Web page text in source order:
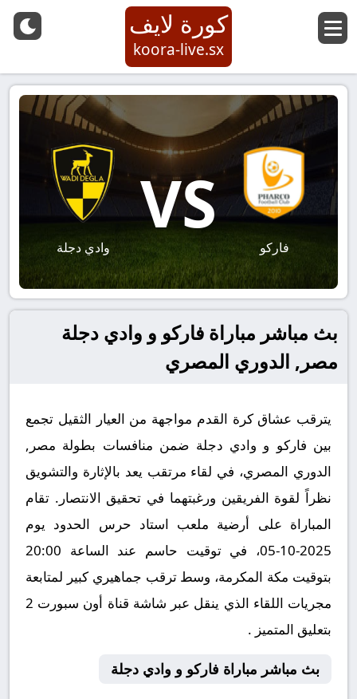
كورة لايف
koora-live.sx
فاركو
VS
وادي دجلة
بث مباشر مباراة فاركو و وادي دجلة
مصر, الدوري المصري
يترقب عشاق كرة القدم مواجهة من العيار الثقيل تجمع
بين فاركو و وادي دجلة ضمن منافسات بطولة مصر,
الدوري المصري، في لقاء مرتقب يعد بالإثارة والتشويق
نظراً لقوة الفريقين ورغبتهما في تحقيق الانتصار. تقام
المباراة على أرضية ملعب استاد حرس الحدود يوم
2025-10-05، في توقيت حاسم عند الساعة 20:00
بتوقيت مكة المكرمة، وسط ترقب جماهيري كبير لمتابعة
مجريات اللقاء الذي ينقل عبر شاشة قناة أون سبورت 2
بتعليق المتميز .
بث مباشر مباراة فاركو و وادي دجلة